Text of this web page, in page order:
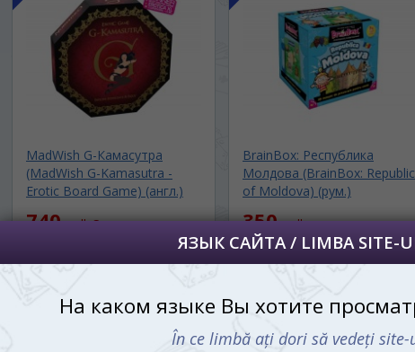
MadWish G-Камасутра
(MadWish G-Kamasutra -
Erotic Board Game) (англ.)
740mdl Ожидается
BrainBox: Республика
Молдова (BrainBox: Republic
of Moldova) (рум.)
350mdl
переключить язык сайта, то это можно всегда сделать в
правом верхнем углу страницы.
schimbați limba site-ului, puteți oricând să faceți asta în colțul din
dreapta sus al paginii.